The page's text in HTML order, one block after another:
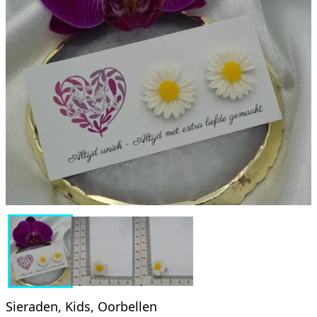
Over mij
Materialen en onderhoud
Contact
Sieraden, Kids, Oorbellen